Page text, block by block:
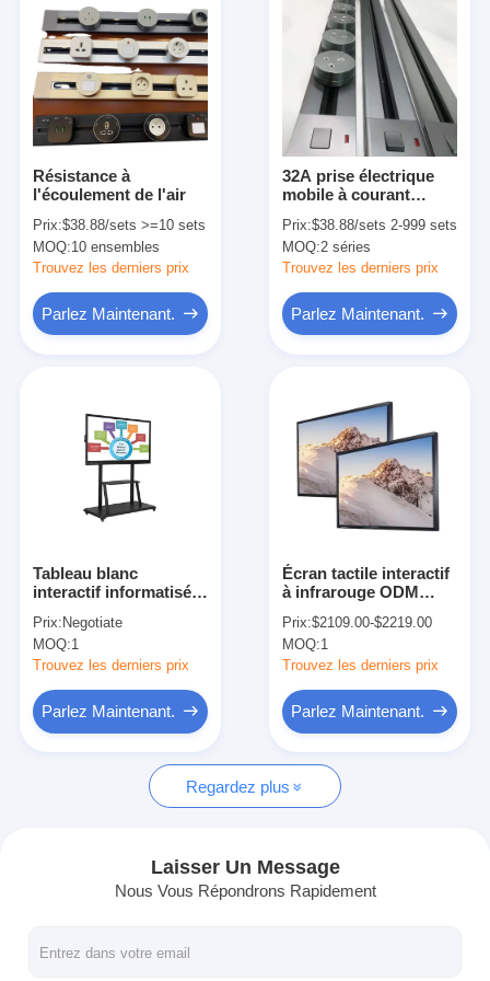
Produits
A propos de nous
Visite d'usine
Parlez Maintenant.
Tableaux interactifs
Système de conférence
Moniteur à défilement
Une prise de bureau pop-up
Résistance à
l'écoulement de l'air
Prix:$38.88/sets >=10 sets
MOQ:10 ensembles
Trouvez les derniers prix
Parlez Maintenant.
32A prise électrique
mobile à courant
de puissance
maximale en alliage
d'aluminium
Prix:$38.88/sets 2-999 sets
MOQ:2 séries
Trouvez les derniers prix
Parlez Maintenant.
Tableau blanc
interactif informatisé
conférence de l'
éducation scolaire 65
pouces
Prix: Negotiate
MOQ:1
Trouvez les derniers prix
Parlez Maintenant.
Écran tactile interactif
à infrarouge ODM
pouces
Prix:$2109.00-$2219.00
MOQ:1
Trouvez les derniers prix
Parlez Maintenant.
Regardez plus
Laisser Un Message
Nous Vous Répondrons Rapidement